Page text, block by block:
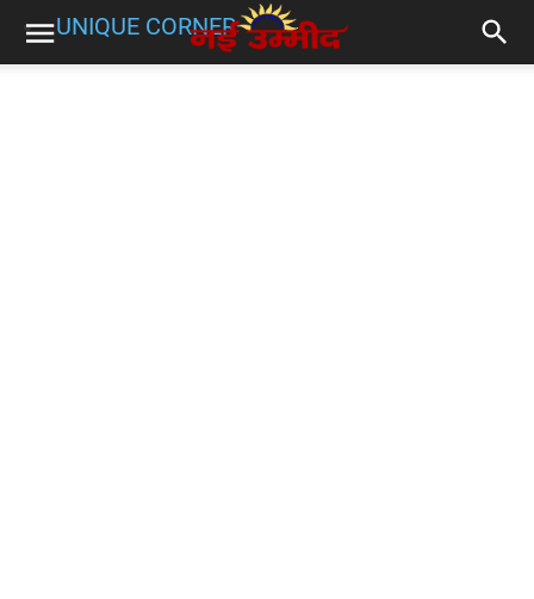
UNIQUE CORNER